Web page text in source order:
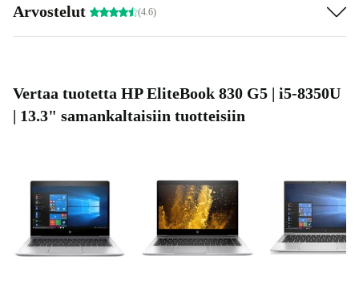
Arvostelut (4.6)
Vertaa tuotetta HP EliteBook 830 G5 | i5-8350U
| 13.3" samankaltaisiin tuotteisiin